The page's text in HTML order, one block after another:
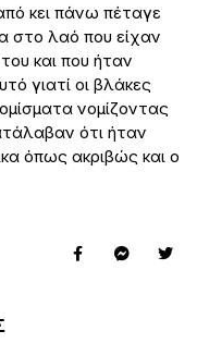
κει πάνω πέταγε
στο λαό που είχαν
και που ήταν
γιατί οι βλάκες
νομίζοντας
ότι ήταν
όπως ακριβώς και ο